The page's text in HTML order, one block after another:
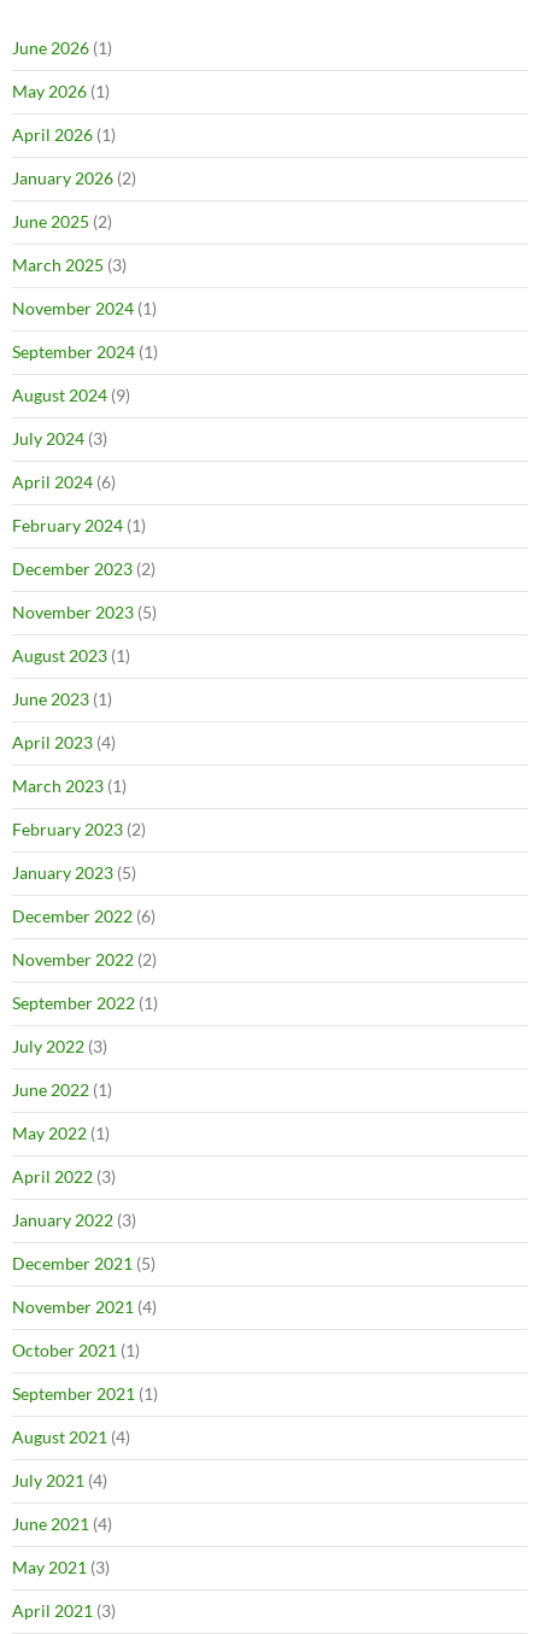
June 2026 (1)
May 2026 (1)
April 2026 (1)
January 2026 (2)
June 2025 (2)
March 2025 (3)
November 2024 (1)
September 2024 (1)
August 2024 (9)
July 2024 (3)
April 2024 (6)
February 2024 (1)
December 2023 (2)
November 2023 (5)
August 2023 (1)
June 2023 (1)
April 2023 (4)
March 2023 (1)
February 2023 (2)
January 2023 (5)
December 2022 (6)
November 2022 (2)
September 2022 (1)
July 2022 (3)
June 2022 (1)
May 2022 (1)
April 2022 (3)
January 2022 (3)
December 2021 (5)
November 2021 (4)
October 2021 (1)
September 2021 (1)
August 2021 (4)
July 2021 (4)
June 2021 (4)
May 2021 (3)
April 2021 (3)